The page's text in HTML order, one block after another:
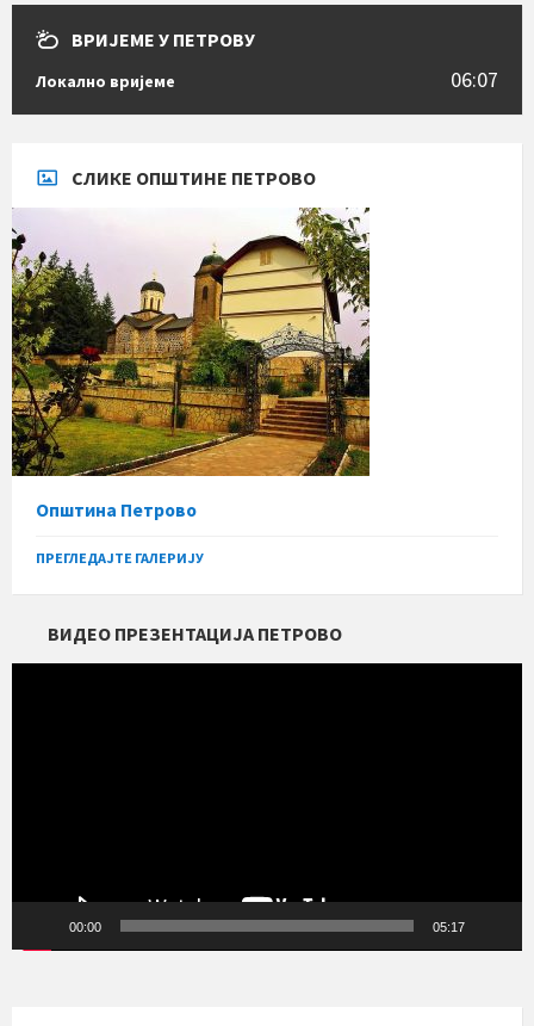
ВРИЈЕМЕ У ПЕТРОВУ
Локално вријеме 06:07
СЛИКЕ ОПШТИНЕ ПЕТРОВО
Општина Петрово
ПРЕГЛЕДАЈТЕ ГАЛЕРИЈУ
ВИДЕО ПРЕЗЕНТАЦИЈА ПЕТРОВО
00:00 05:17